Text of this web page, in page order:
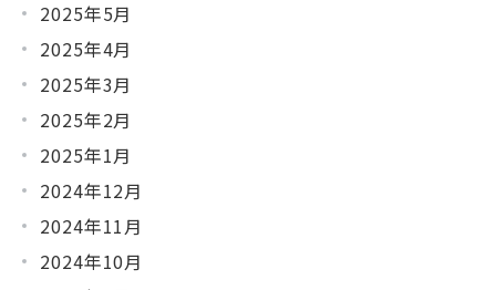
2025年5月
2025年4月
2025年3月
2025年2月
2025年1月
2024年12月
2024年11月
2024年10月